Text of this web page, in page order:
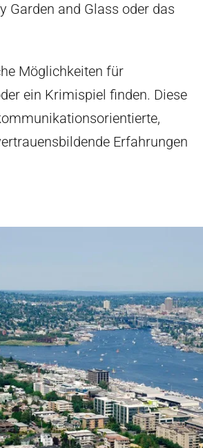
Garden and Glass oder das
Möglichkeiten für
ein Krimispiel finden. Diese
Erfahrungen